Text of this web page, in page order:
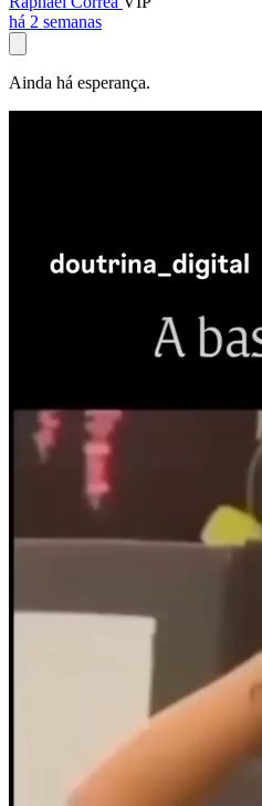
há 2 semanas
Ainda há esperança.